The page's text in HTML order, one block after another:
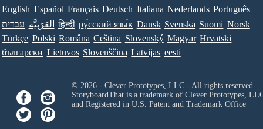
English Español Français Deutsch Italiana Nederlands Português
עברית العَرَبِيَّة हिन्दी ру́сский язы́к Dansk Svenska Suomi Norsk
Türkçe Polski Româna Ceština Slovenský Magyar Hrvatski
български Lietuvos Slovenščina Latvijas eesti
© 2026 - Clever Prototypes, LLC - All rights reserved.
StoryboardThat is a trademark of Clever Prototypes,
and Registered in U.S. Patent and Trademark Office